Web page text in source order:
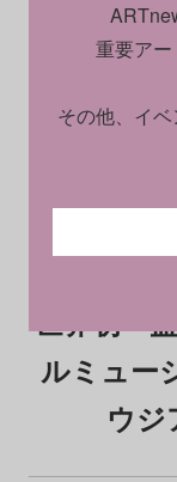
世界初「
ルミュー
ウジ
重要ア
その他、イ